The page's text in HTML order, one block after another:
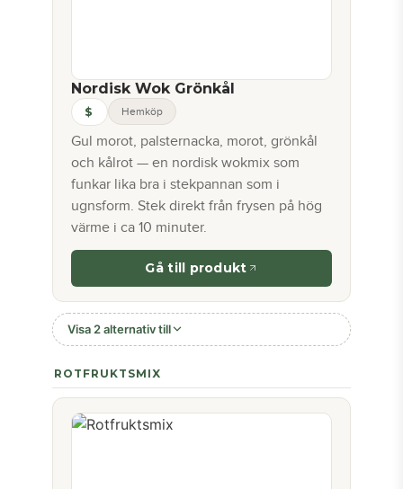
Nordisk Wok Grönkål
$ Hemköp
Gul morot, palsternacka, morot, grönkål
och kålrot — en nordisk wokmix som
funkar lika bra i stekpannan som i
ugnsform. Stek direkt från frysen på hög
värme i ca 10 minuter.
Gå till produkt
Visa 2 alternativ till
ROTFRUKTSMIX